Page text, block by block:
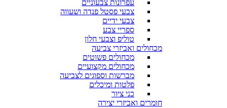
עפרונות צבעוניים
צבעי פסטל פנדה ושעווה
צבעי ידיים
ספריי צבע
טוליפ וצבעי חלון
מכחולים ואביזרי צביעה
מכחולים פשוטים
מכחולים מקצועיים
מברשות וספוגים לצביעה
פלטות ומיכלים
כני ציור
חומרים ואביזרי יצירה